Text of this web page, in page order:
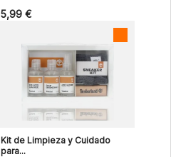
5,99 €
Kit de Limpieza y Cuidado
para...